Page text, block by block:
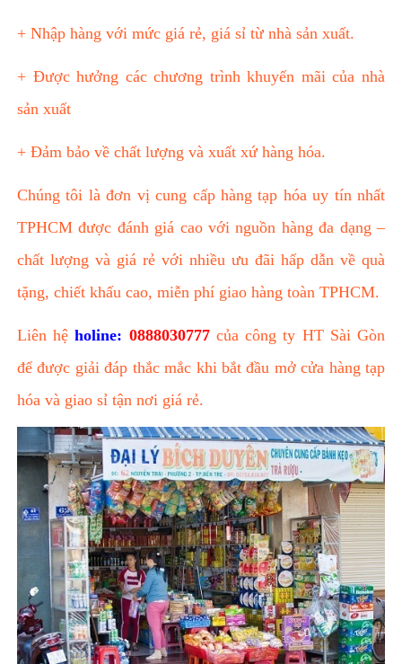
+ Nhập hàng với mức giá rẻ, giá sỉ từ nhà sản xuất.
+ Được hưởng các chương trình khuyến mãi của nhà
sản xuất
+ Đảm bảo về chất lượng và xuất xứ hàng hóa.
Chúng tôi là đơn vị cung cấp hàng tạp hóa uy tín nhất
TPHCM được đánh giá cao với nguồn hàng đa dạng –
chất lượng và giá rẻ với nhiều ưu đãi hấp dẫn về quà
tặng, chiết khấu cao, miễn phí giao hàng toàn TPHCM.
Liên hệholine: 0888030777của công ty HT Sài Gòn
để được giải đáp thắc mắc khi bắt đầu mở cửa hàng tạp
hóa và giao sỉ tận nơi giá rẻ.